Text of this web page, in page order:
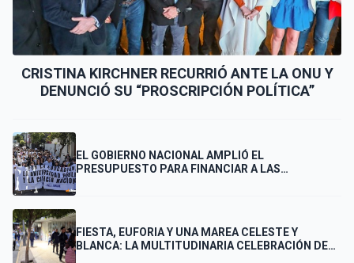
CRISTINA KIRCHNER RECURRIÓ ANTE LA ONU Y
DENUNCIÓ SU “PROSCRIPCIÓN POLÍTICA”
EL GOBIERNO NACIONAL AMPLIÓ EL
PRESUPUESTO PARA FINANCIAR A LAS
FIESTA, EUFORIA Y UNA MAREA CELESTE Y
BLANCA: LA MULTITUDINARIA CELEBRACIÓN DE